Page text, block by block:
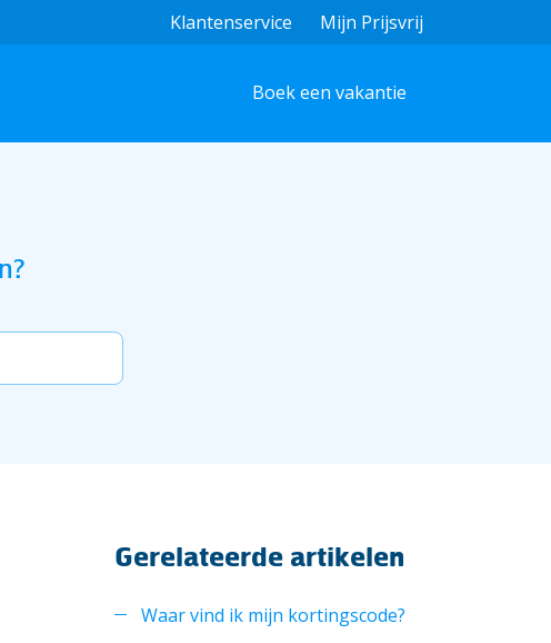
Klantenservice Mijn Prijsvrij
Boek een vakantie
Gerelateerde artikelen
Waar vind ik mijn kortingscode?